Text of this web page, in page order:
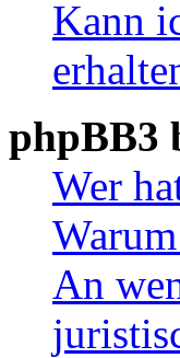
Kann
phpBB3
Wer
An